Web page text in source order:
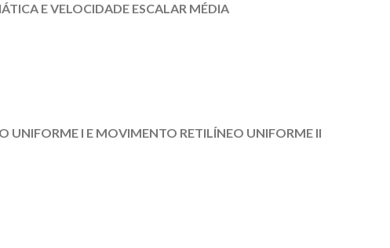
E VELOCIDADE ESCALAR MÉDIA
UNIFORME I E MOVIMENTO RETILÍNEO UNIFORME II